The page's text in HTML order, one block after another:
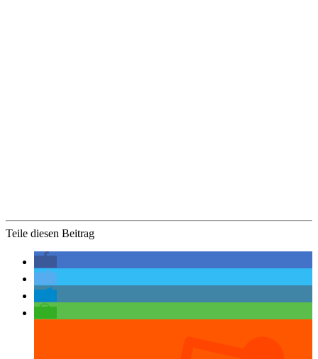
Teile diesen Beitrag